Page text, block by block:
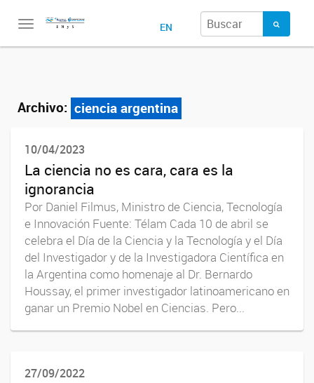
Toggle
EN
Archivo: ciencia argentina
10/04/2023
La ciencia no es cara, cara es la
ignorancia
Por Daniel Filmus, Ministro de Ciencia, Tecnología
e Innovación Fuente: Télam Cada 10 de abril se
celebra el Día de la Ciencia y la Tecnología y el Día
del Investigador y de la Investigadora Científica en
la Argentina como homenaje al Dr. Bernardo
Houssay, el primer investigador latinoamericano en
ganar un Premio Nobel en Ciencias. Pero...
27/09/2022